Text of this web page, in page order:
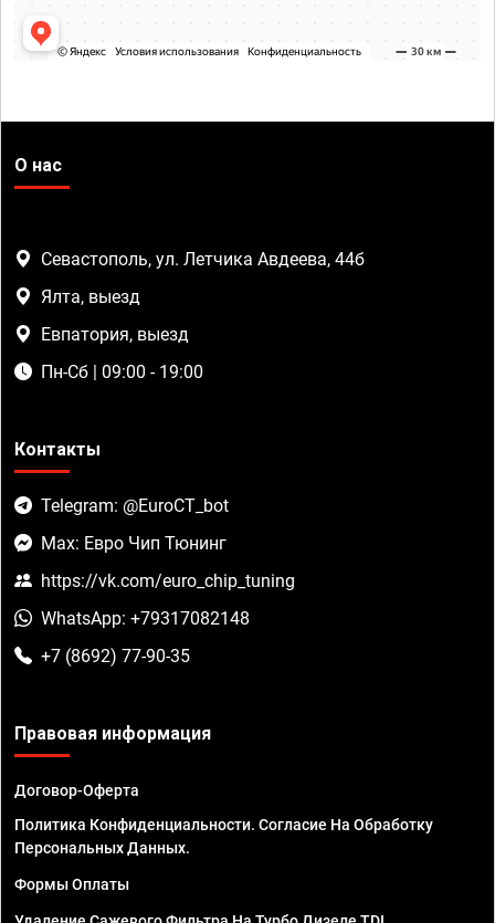
О нас
Севастополь, ул. Летчика Авдеева, 44б
Ялта, выезд
Евпатория, выезд
Пн-Сб | 09:00 - 19:00
Контакты
Telegram: @EuroCT_bot
Max: Евро Чип Тюнинг
https://vk.com/euro_chip_tuning
WhatsApp: +79317082148
+7 (8692) 77-90-35
Правовая информация
Договор-Оферта
Политика Конфиденциальности. Согласие На Обработку
Персональных Данных.
Формы Оплаты